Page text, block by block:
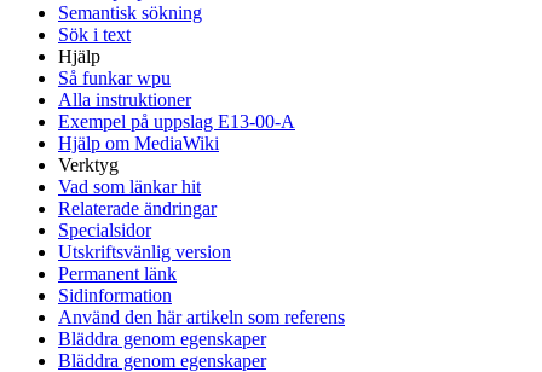
Semantisk sökning
Sök i text
Hjälp
Så funkar wpu
Alla instruktioner
Exempel på uppslag E13-00-A
Hjälp om MediaWiki
Verktyg
Vad som länkar hit
Relaterade ändringar
Specialsidor
Utskriftsvänlig version
Permanent länk
Sidinformation
Använd den här artikeln som referens
Bläddra genom egenskaper
Bläddra genom egenskaper